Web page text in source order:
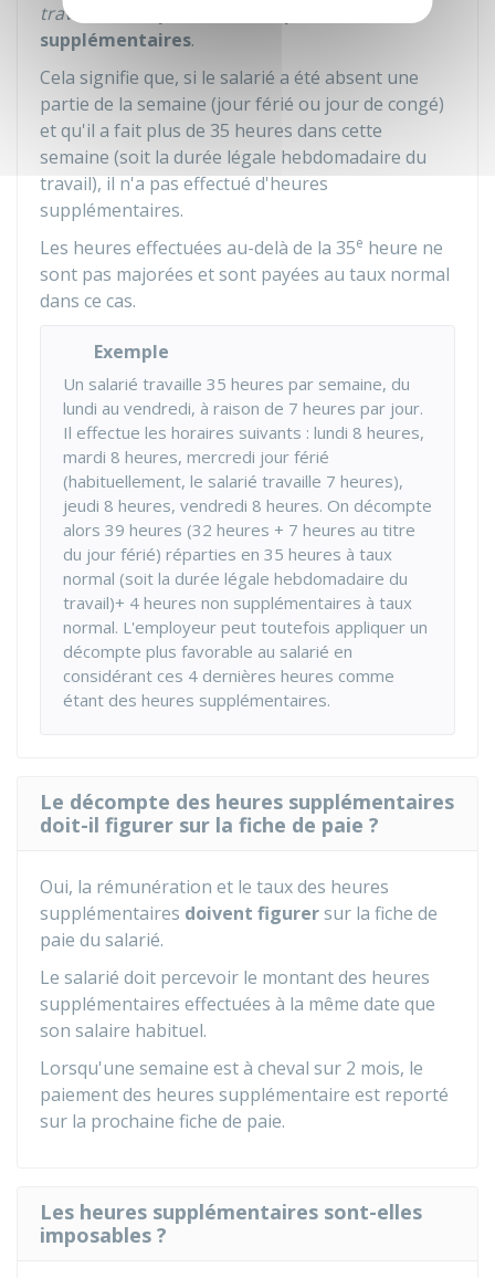
travail effectif
supplémentaires.
Cela signifie que, si le salarié a été absent une
partie de la semaine (jour férié ou jour de congé)
et qu'il a fait plus de 35 heures dans cette
semaine (soit la durée légale hebdomadaire du
travail), il n'a pas effectué d'heures
supplémentaires.
Les heures effectuées au-delà de la 35e heure ne
sont pas majorées et sont payées au taux normal
dans ce cas.
Exemple
Un salarié travaille 35 heures par semaine, du
lundi au vendredi, à raison de 7 heures par jour.
Il effectue les horaires suivants : lundi 8 heures,
mardi 8 heures, mercredi jour férié
(habituellement, le salarié travaille 7 heures),
jeudi 8 heures, vendredi 8 heures. On décompte
alors 39 heures (32 heures + 7 heures au titre
du jour férié) réparties en 35 heures à taux
normal (soit la durée légale hebdomadaire du
travail)+ 4 heures non supplémentaires à taux
normal. L'employeur peut toutefois appliquer un
décompte plus favorable au salarié en
considérant ces 4 dernières heures comme
étant des heures supplémentaires.
Le décompte des heures supplémentaires
doit-il figurer sur la fiche de paie ?
Oui, la rémunération et le taux des heures
supplémentaires doivent figurersur la fiche de
paie du salarié.
Le salarié doit percevoir le montant des heures
supplémentaires effectuées à la même date que
son salaire habituel.
Lorsqu'une semaine est à cheval sur 2 mois, le
paiement des heures supplémentaire est reporté
sur la prochaine fiche de paie.
Les heures supplémentaires sont-elles
imposables ?